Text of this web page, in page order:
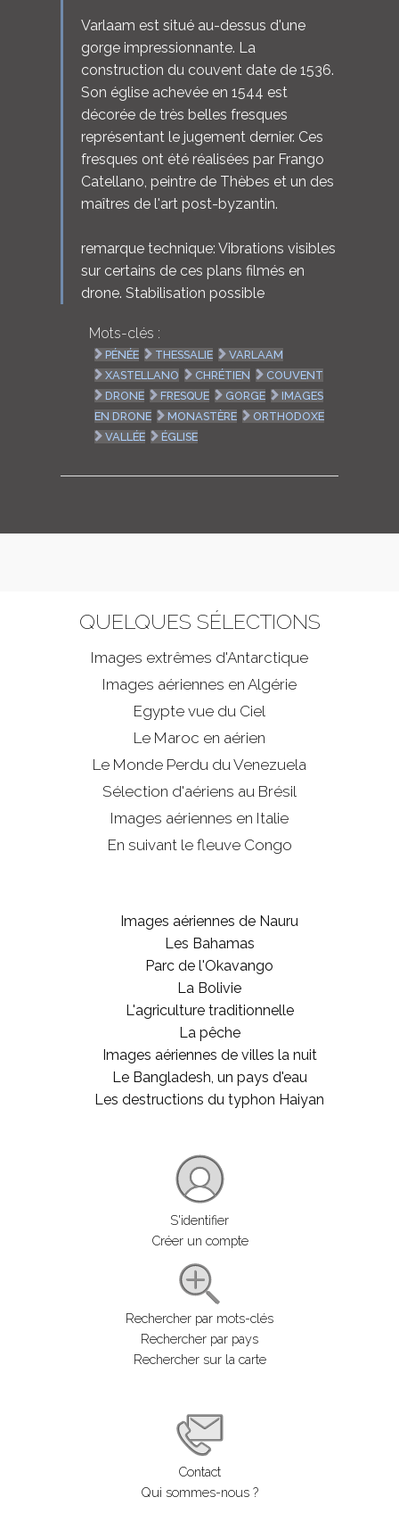
Varlaam est situé au-dessus d'une
gorge impressionnante. La
construction du couvent date de 1536.
Son église achevée en 1544 est
décorée de très belles fresques
représentant le jugement dernier. Ces
fresques ont été réalisées par Frango
Catellano, peintre de Thèbes et un des
maîtres de l'art post-byzantin.
remarque technique: Vibrations visibles
sur certains de ces plans filmés en
drone. Stabilisation possible
Mots-clés :
PÉNÉE THESSALIE
VARLAAM
XASTELLANO
CHRÉTIEN
COUVENT
DRONE
FRESQUE GORGE
IMAGES
EN DRONE
MONASTÈRE
ORTHODOXE
VALLÉE
ÉGLISE
QUELQUES SÉLECTIONS
Images extrêmes d'Antarctique
Images aériennes en Algérie
Egypte vue du Ciel
Le Maroc en aérien
Le Monde Perdu du Venezuela
Sélection d'aériens au Brésil
Images aériennes en Italie
En suivant le fleuve Congo
Images aériennes de Nauru
Les Bahamas
Parc de l'Okavango
La Bolivie
L'agriculture traditionnelle
La pêche
Images aériennes de villes la nuit
Le Bangladesh, un pays d'eau
Les destructions du typhon Haiyan
S'identifier
Créer un compte
Rechercher par mots-clés
Rechercher par pays
Rechercher sur la carte
Contact
Qui sommes-nous ?